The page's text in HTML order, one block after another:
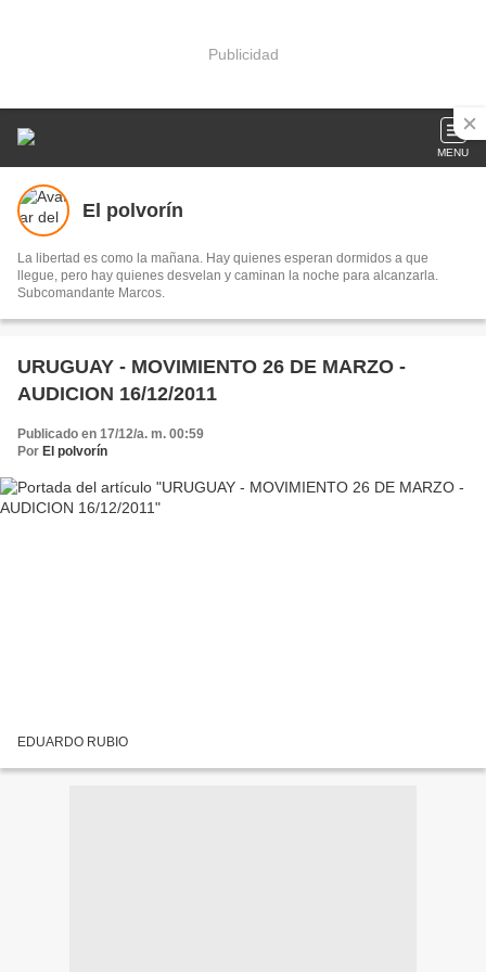
Publicidad
MENU
El polvorín
La libertad es como la mañana. Hay quienes esperan dormidos a que
llegue, pero hay quienes desvelan y caminan la noche para alcanzarla.
Subcomandante Marcos.
URUGUAY - MOVIMIENTO 26 DE MARZO -
AUDICION 16/12/2011
Publicado en 17/12/a. m. 00:59
Por El polvorín
EDUARDO RUBIO